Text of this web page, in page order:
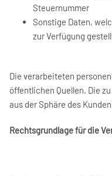
Steuernummer
Sonstige Daten,
zur Verfügung
Die verarbeiteten
öffentlichen Quellen. Die
aus der Sphäre des
Rechtsgrundlage für die